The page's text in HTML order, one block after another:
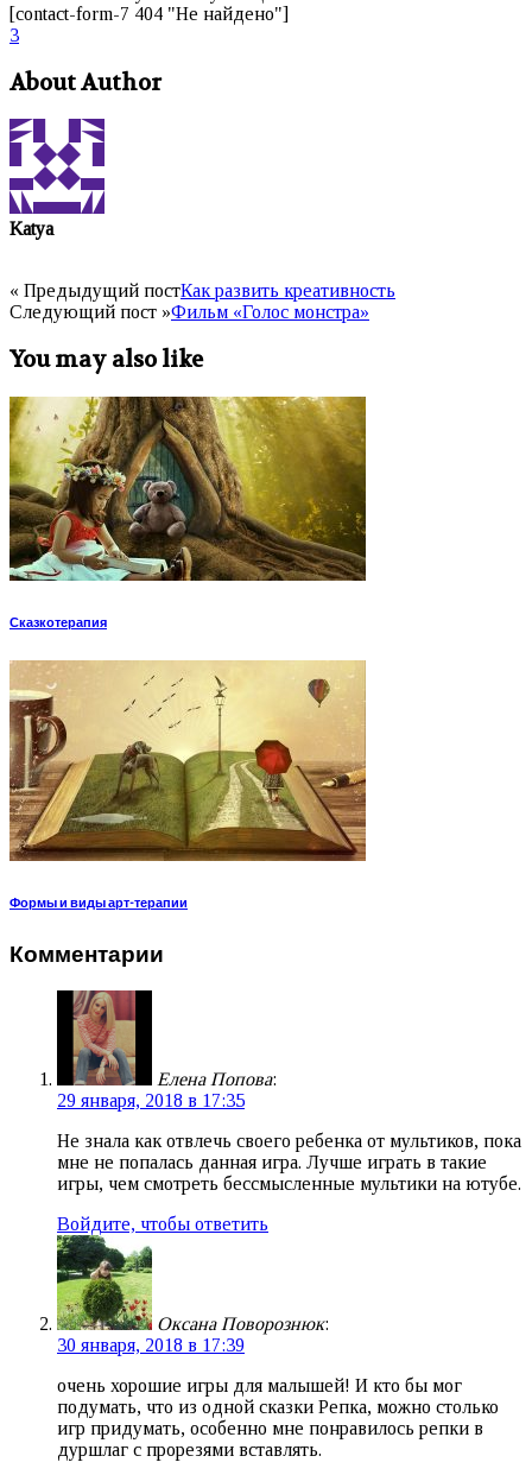
[contact-form-7 404 "Не найдено"]
3
About Author
Katya
« Предыдущий постКак развить креативность
Следующий пост »Фильм «Голос монстра»
You may also like
Сказкотерапия
Формы и виды арт-терапии
Комментарии
Елена Попова:
29 января, 2018 в 17:35
Не знала как отвлечь своего ребенка от мультиков, пока
мне не попалась данная игра. Лучше играть в такие
игры, чем смотреть бессмысленные мультики на ютубе.
Войдите, чтобы ответить
Оксана Поворознюк:
30 января, 2018 в 17:39
очень хорошие игры для малышей! И кто бы мог
подумать, что из одной сказки Репка, можно столько
игр придумать, особенно мне понравилось репки в
дуршлаг с прорезями вставлять.